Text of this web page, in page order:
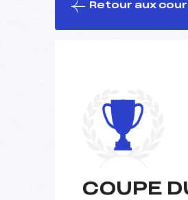
Retour aux
COUPE